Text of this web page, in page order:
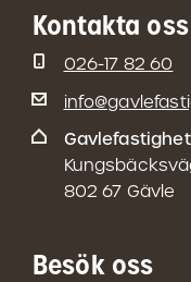
Kontakta oss
026-17 82 60
802 67 Gävle
Besök oss